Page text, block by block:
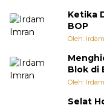
Ketika
BOP
Oleh:
Blok di
Oleh:
Selat